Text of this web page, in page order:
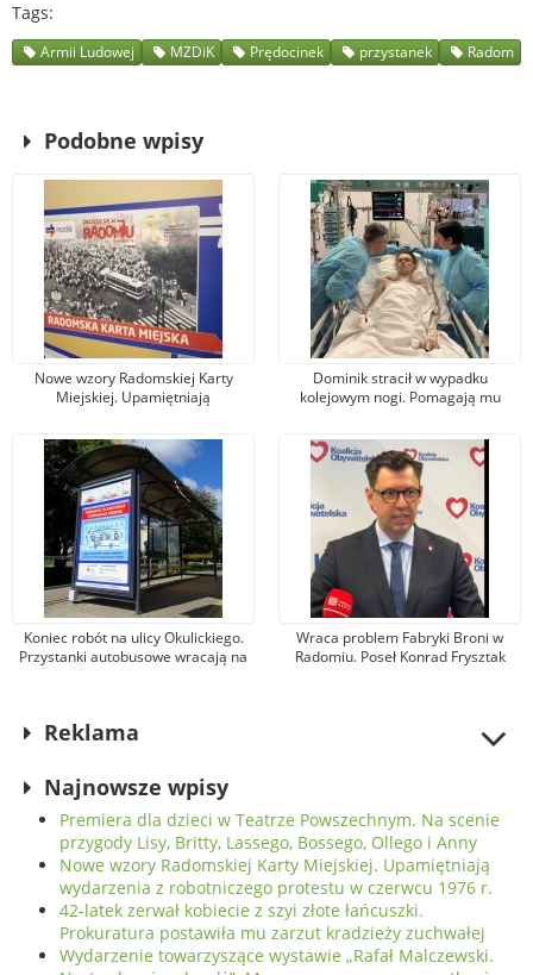
Tags
Armii Ludowej MZDiK Prędocinek przystanek Radom
Podobne wpisy
Nowe wzory Radomskiej Karty
Miejskiej. Upamiętniają
protestu w czerwcu 1976 r.
Dominik stracił w wypadku
kolejowym nogi. Pomagają mu
przekazał na leczenie 100 tys. zł!
Koniec robót na ulicy Okulickiego.
Przystanki autobusowe wracają na
Wraca problem Fabryki Broni w
Radomiu. Poseł Konrad Frysztak
Reklama
Najnowsze wpisy
Premiera dla dzieci w Teatrze Powszechnym. Na scenie
przygody Lisy, Britty, Lassego, Bossego, Ollego i Anny
Nowe wzory Radomskiej Karty Miejskiej. Upamiętniają
wydarzenia z robotniczego protestu w czerwcu 1976 r.
42-latek zerwał kobiecie z szyi złote łańcuszki.
Prokuratura postawiła mu zarzut kradzieży zuchwałej
Wydarzenie towarzyszące wystawie „Rafał Malczewski.